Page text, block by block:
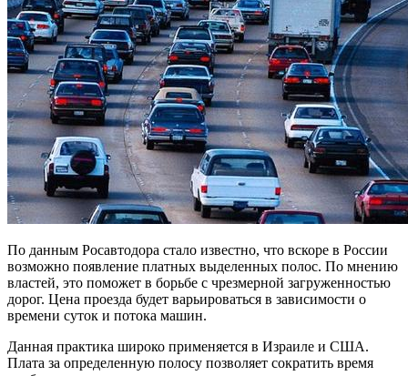
По данным Росавтодора стало известно, что вскоре в России
возможно появление платных выделенных полос. По мнению
властей, это поможет в борьбе с чрезмерной загруженностью
дорог. Цена проезда будет варьироваться в зависимости о
времени суток и потока машин.
Данная практика широко применяется в Израиле и США.
Плата за определенную полосу позволяет сократить время